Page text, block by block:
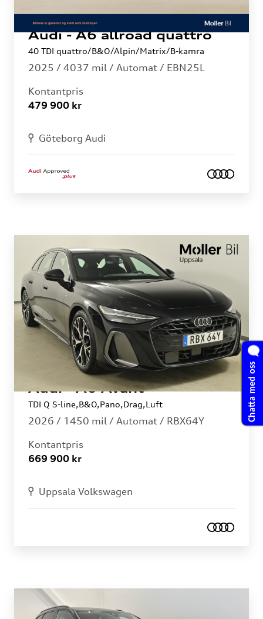
Audi - A6 allroad quattro
40 TDI quattro/B&O/Alpin/Matrix/B-kamra
2025 / 4037 mil / Automat / EBN25L
Kontantpris
479 900 kr
Göteborg Audi
Audi - A6 Avant
TDI Q S-line,B&O,Pano,Drag,Luft
2026 / 1450 mil / Automat / RBX64Y
Kontantpris
669 900 kr
Uppsala Volkswagen
Chatta med oss